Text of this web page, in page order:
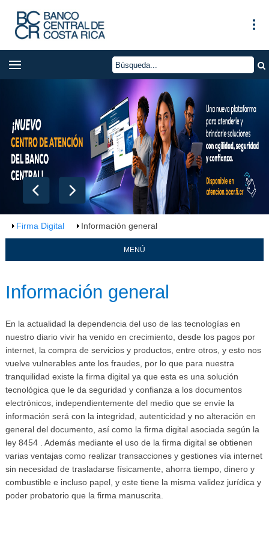
Firma Digital Información general
MENÚ
Información general
En la actualidad la dependencia del uso de las tecnologías en
nuestro diario vivir ha venido en crecimiento, desde los pagos por
internet, la compra de servicios y productos, entre otros, y esto nos
vuelve vulnerables ante los fraudes, por lo que para nuestra
tranquilidad existe la firma digital ya que esta es una solución
tecnológica que le da seguridad y confianza a los documentos
electrónicos, independientemente del medio que se envíe la
información será con la integridad, autenticidad y no alteración en
general del documento, así como la firma digital asociada según la
ley 8454 . Además mediante el uso de la firma digital se obtienen
varias ventajas como realizar transacciones y gestiones vía internet
sin necesidad de trasladarse físicamente, ahorra tiempo, dinero y
combustible e incluso papel, y este tiene la misma validez jurídica y
poder probatorio que la firma manuscrita.​​